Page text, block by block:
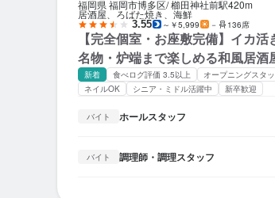
福岡県 福岡市博多区 櫛田神社前駅420m
居酒屋、ろばた焼き、海鮮
3.55 ～￥5,999 － 136席
【完全個室・お座敷完備】イカ
名物・炉端まで楽しめる和風居酒
新着 食べログ評価 3.5以上 オープニングスタ
ネイルOK
シニア・ミドル活躍中 新卒歓迎
バイト ホールスタッフ
バイト 調理師・調理スタッフ